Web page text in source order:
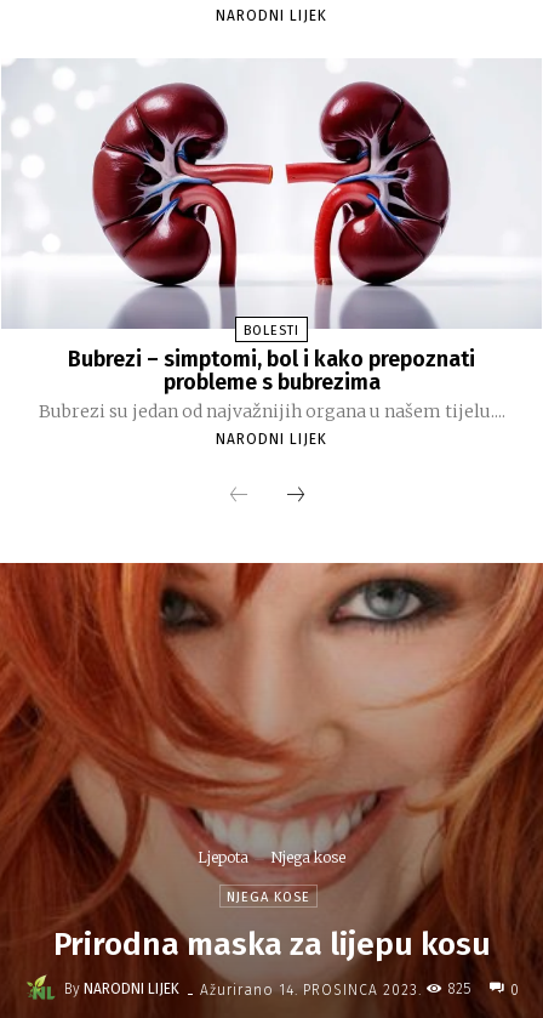
NARODNI LIJEK
BOLESTI
Bubrezi – simptomi, bol i kako prepoznati
probleme s bubrezima
Bubrezi su jedan od najvažnijih organa u našem tijelu....
NARODNI LIJEK